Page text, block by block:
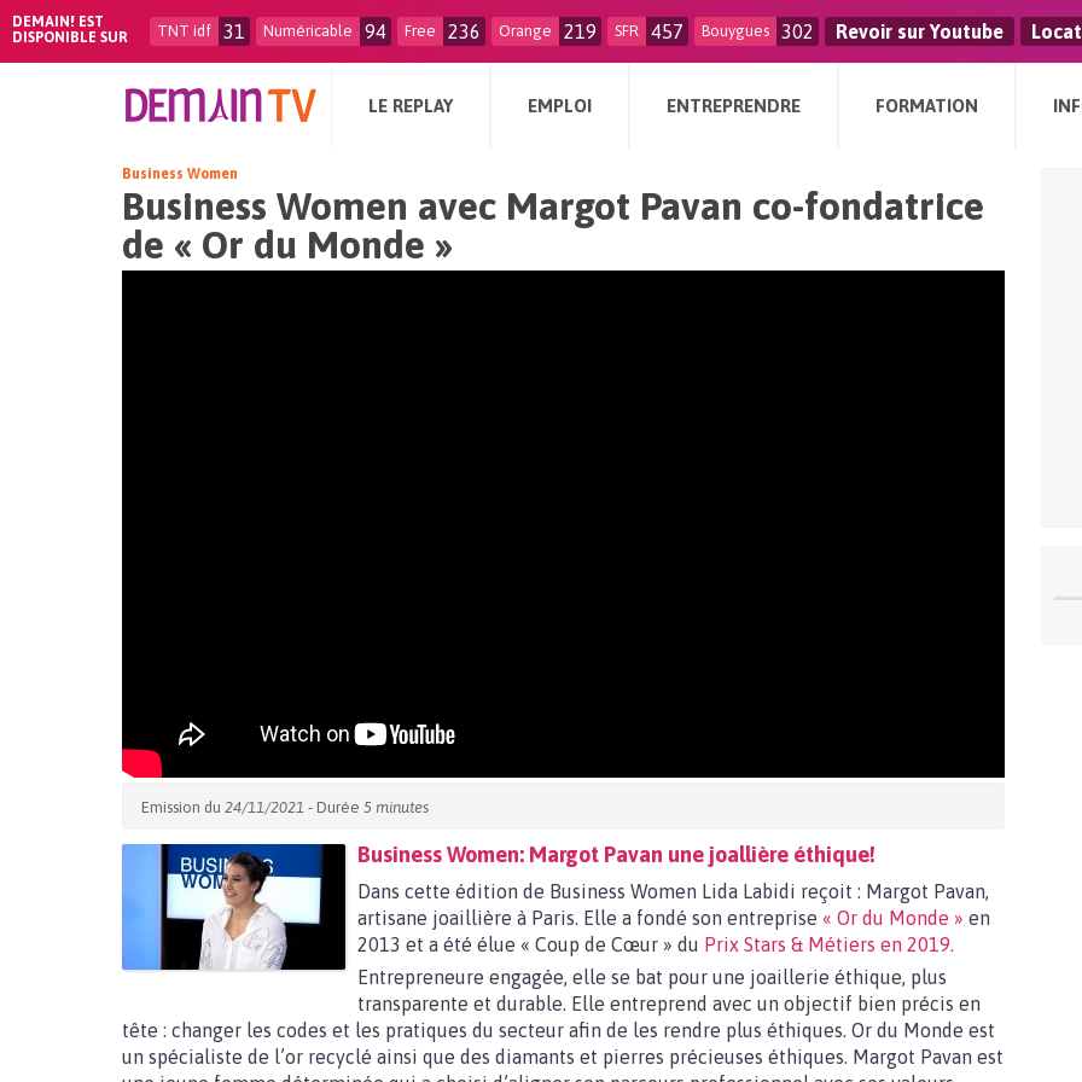
DEMAIN! EST
DISPONIBLE SUR
TNT idf 31 Numéricable 94 Free 236 Orange 219 SFR 457 Bouygues 302 Revoir sur Youtube
LE REPLAY EMPLOI ENTREPRENDRE FORMATION
Business Women
Business Women avec Margot Pavan co-fondatrice
de « Or du Monde »
Emission du 24/11/2021 - Durée 5 minutes
Business Women: Margot Pavan une joallière éthique!
Dans cette édition de Business Women Lida Labidi reçoit : Margot Pavan,
artisane joaillière à Paris. Elle a fondé son entreprise « Or du Monde » en
2013 et a été élue « Coup de Cœur » du Prix Stars & Métiers en 2019.
Entrepreneure engagée, elle se bat pour une joaillerie éthique, plus
transparente et durable. Elle entreprend avec un objectif bien précis en
tête : changer les codes et les pratiques du secteur afin de les rendre plus éthiques. Or du Monde est
un spécialiste de l’or recyclé ainsi que des diamants et pierres précieuses éthiques. Margot Pavan est